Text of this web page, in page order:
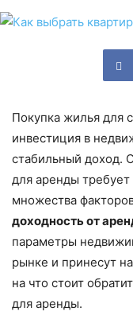
Покупка жилья для
инвестиция в
стабильный доход.
для аренды
множества
доходность от
параметры
рынке и принесут
на что стоит
для аренды.